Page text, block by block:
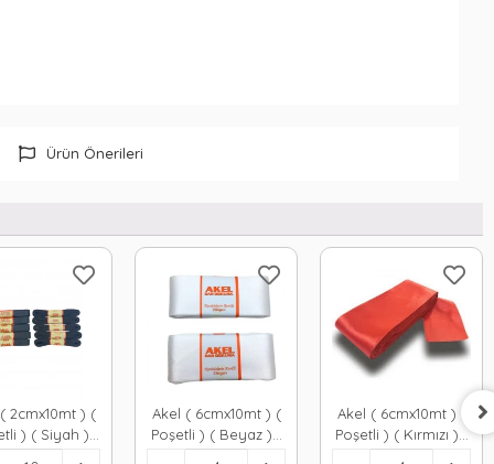
Ürün Önerileri
2cmx10mt ) (
) ( Siyah )
Akel ( 6cmx10mt ) (
Poşetli ) ( Beyaz ) (
Takı )
Akel ( 6cmx10mt ) (
Poşetli ) ( Kırmızı ) (
Takı )